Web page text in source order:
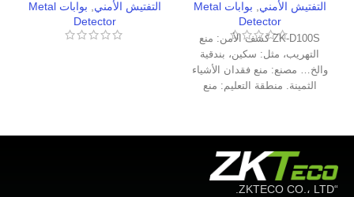
التفتيش الأمني
بوابات Metal
Detector
ZK-D100S كشف الأمن: منع
التهريب، مثل: سكين، بندقية
والخ… مصنع: منع فقدان الأشياء
الثمينة. منطقة التعليم: منع
التفتيش الأمني
بوابات Metal
Detector
“ZKTECO CO.، LTD.